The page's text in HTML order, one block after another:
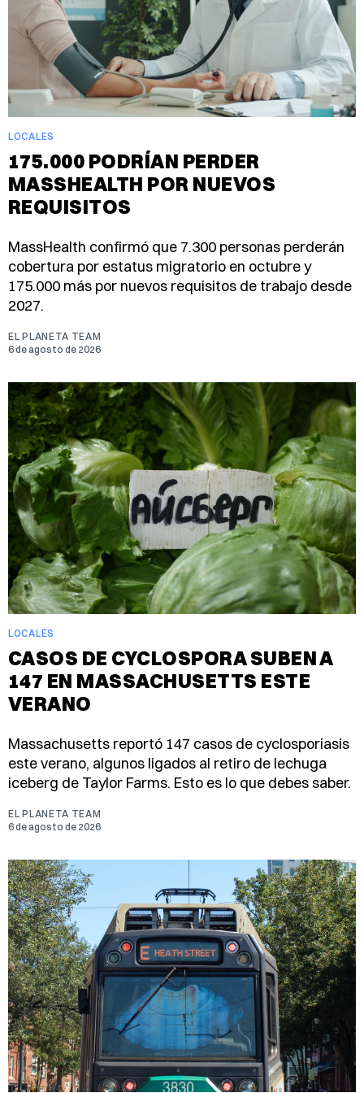
LOCALES
175.000 PODRÍAN PERDER
MASSHEALTH POR NUEVOS
REQUISITOS
MassHealth confirmó que 7.300 personas perderán
cobertura por estatus migratorio en octubre y
175.000 más por nuevos requisitos de trabajo desde
2027.
EL PLANETA TEAM
6 de agosto de 2026
LOCALES
CASOS DE CYCLOSPORA SUBEN A
147 EN MASSACHUSETTS ESTE
VERANO
Massachusetts reportó 147 casos de cyclosporiasis
este verano, algunos ligados al retiro de lechuga
iceberg de Taylor Farms. Esto es lo que debes saber.
EL PLANETA TEAM
6 de agosto de 2026